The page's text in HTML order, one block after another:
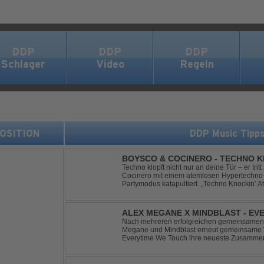
DDP
Schlager
DDP
Video
DDP
Regeln
DDP Music Tipps
BOYSCO & COCINERO - TECHNO
Techno klopft nicht nur an deine Tür – er
Cocinero mit einem atemlosen
Partymodus katapultiert. „Techno Knockin'
ALEX MEGANE X MINDBLAST -
Nach mehreren erfolgreichen
Megane und Mindblast erneut
Everytime We Touch ihre neueste